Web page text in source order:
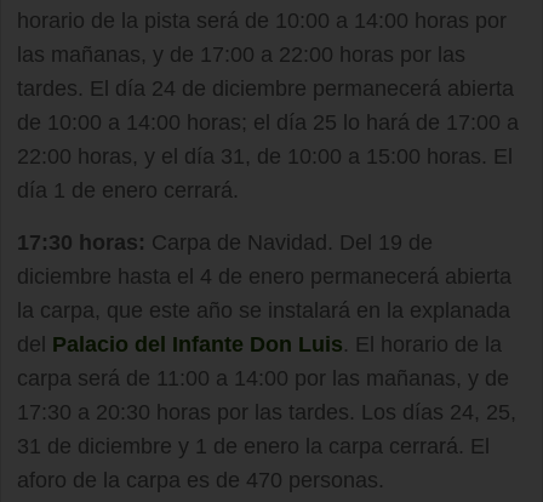
horario de la pista será de 10:00 a 14:00 horas por
las mañanas, y de 17:00 a 22:00 horas por las
tardes. El día 24 de diciembre permanecerá abierta
de 10:00 a 14:00 horas; el día 25 lo hará de 17:00 a
22:00 horas, y el día 31, de 10:00 a 15:00 horas. El
día 1 de enero cerrará.
17:30 horas: Carpa de Navidad. Del 19 de
diciembre hasta el 4 de enero permanecerá abierta
la carpa, que este año se instalará en la explanada
del Palacio del Infante Don Luis. El horario de la
carpa será de 11:00 a 14:00 por las mañanas, y de
17:30 a 20:30 horas por las tardes. Los días 24, 25,
31 de diciembre y 1 de enero la carpa cerrará. El
aforo de la carpa es de 470 personas.